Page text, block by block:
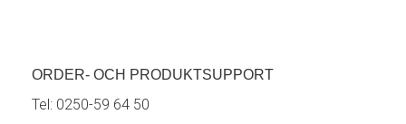
ORDER- OCH PRODUKTSUPPORT
Tel: 0250-59 64 50